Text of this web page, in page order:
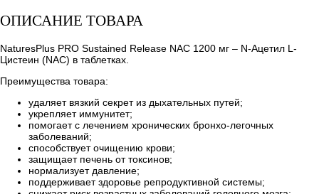
ОПИСАНИЕ ТОВАРА
NaturesPlus PRO Sustained Release NAC 1200 мг – N-Ацетил L-
Цистеин (NAC) в таблетках.
Преимущества товара:
удаляет вязкий секрет из дыхательных путей;
укрепляет иммунитет;
помогает с лечением хронических бронхо-легочных
заболеваний;
способствует очищению крови;
защищает печень от токсинов;
нормализует давление;
поддерживает здоровье репродуктивной системы;